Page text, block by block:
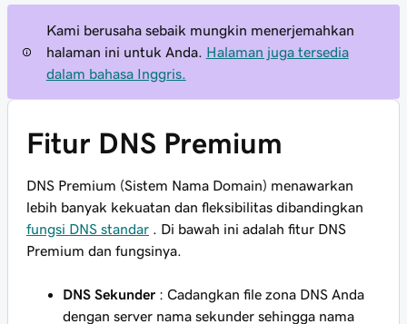
Kami berusaha sebaik mungkin menerjemahkan
halaman ini untuk Anda.
Halaman juga tersedia
dalam bahasa Inggris.
Fitur DNS Premium
DNS Premium (Sistem Nama Domain) menawarkan
lebih banyak kekuatan dan fleksibilitas dibandingkan
fungsi DNS standar . Di bawah ini adalah fitur DNS
Premium dan fungsinya.
DNS Sekunder : Cadangkan file zona DNS Anda
dengan server nama sekunder sehingga nama